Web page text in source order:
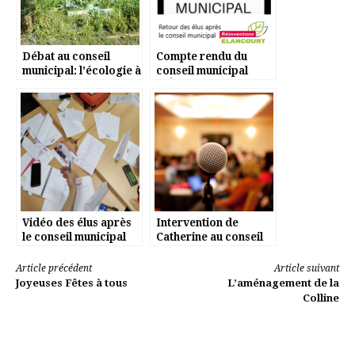
Débat au conseil
municipal: l’écologie à
pas pour l’opposition.
Compte rendu du
conseil municipal
février 2021
Vidéo des élus après
le conseil municipal
Intervention de
Catherine au conseil
Lire
Article précédent
Joyeuses Fêtes à tous
Article suivant
L’aménagement de la
Colline